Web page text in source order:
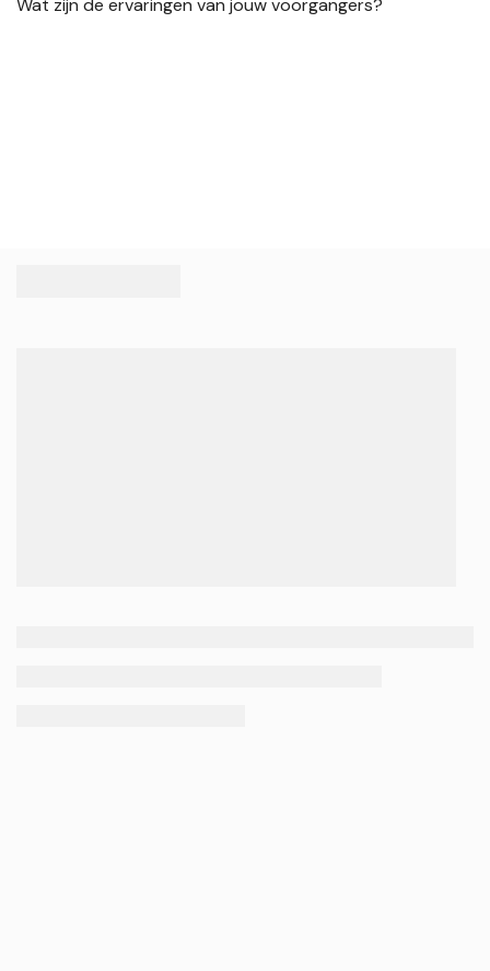
Wat zijn de ervaringen van jouw voorgangers?